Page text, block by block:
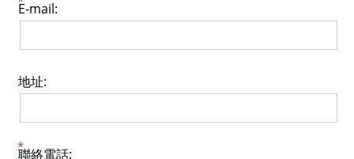
E-mail:
地址:
聯絡電話: